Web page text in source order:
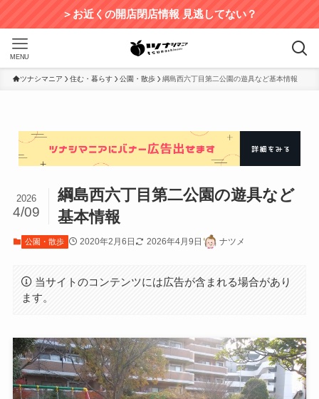
＞お近くの開店閉店情報 見逃してない？
MENU
ツナシマニア 住む・暮らす 公園・散歩 綱島西六丁目第二公園の遊具など基本情報
綱島西六丁目第二公園の遊具など
基本情報
2026
4/09
公園・散歩 2020年2月6日 2026年4月9日 ナツメ
当サイトのコンテンツには広告が含まれる場合があり
ます。